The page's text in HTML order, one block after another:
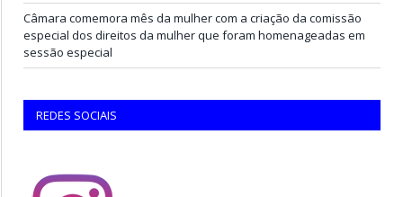
Câmara comemora mês da mulher com a criação da comissão
especial dos direitos da mulher que foram homenageadas em
sessão especial
REDES SOCIAIS